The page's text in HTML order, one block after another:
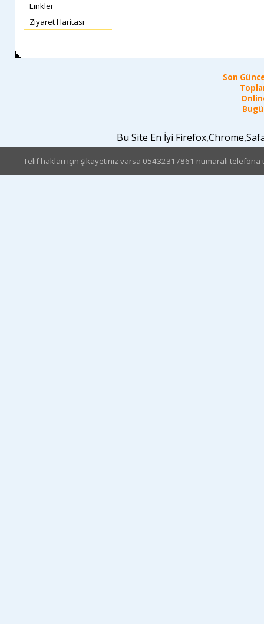
Linkler
Ziyaret Haritası
Son
Bu Site En İyi
Telif hakları için şikayetiniz varsa 05432317861 numaralı telefona